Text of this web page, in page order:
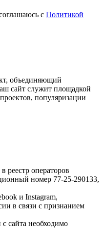
с Политикой
объединяющий
сайт служит площадкой
популяризации
реестр операторов
номер 77-25-290133,
и Instagram,
в связи с признанием
сайта необходимо